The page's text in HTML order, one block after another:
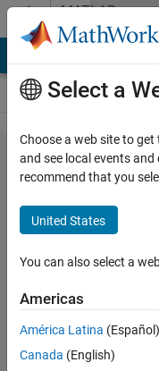
Skip to contentMATLAB
Answers
powergui
を含​む
Simulink
モ​デル
をＣコー
ド生成す​
る方法
Select a
Choose a web site to
and see local events
recommend that you
United States
You can also select a
Americas
América Latina (Español)
Canada (English)